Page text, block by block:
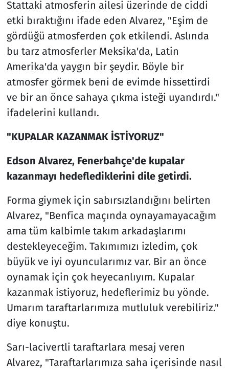
Stattaki atmosferin ailesi üzerinde de ciddi
etki bıraktığını ifade eden Alvarez, "Eşim de
gördüğü atmosferden çok etkilendi. Aslında
bu tarz atmosferler Meksika'da, Latin
Amerika'da yaygın bir şeydir. Böyle bir
atmosfer görmek beni de evimde hissettirdi
ve bir an önce sahaya çıkma isteği uyandırdı."
ifadelerini kullandı.
"KUPALAR KAZANMAK İSTİYORUZ"
Edson Alvarez, Fenerbahçe'de kupalar
kazanmayı hedeflediklerini dile getirdi.
Forma giymek için sabırsızlandığını belirten
Alvarez, "Benfica maçında oynayamayacağım
ama tüm kalbimle takım arkadaşlarımı
destekleyeceğim. Takımımızı izledim, çok
büyük ve iyi oyuncularımız var. Bir an önce
oynamak için çok heyecanlıyım. Kupalar
kazanmak istiyoruz, hedeflerimiz bu yönde.
Umarım taraftarlarımıza mutluluk verebiliriz."
diye konuştu.
Sarı-lacivertli taraftarlara mesaj veren
Alvarez, "Taraftarlarımıza saha içerisinde nasıl